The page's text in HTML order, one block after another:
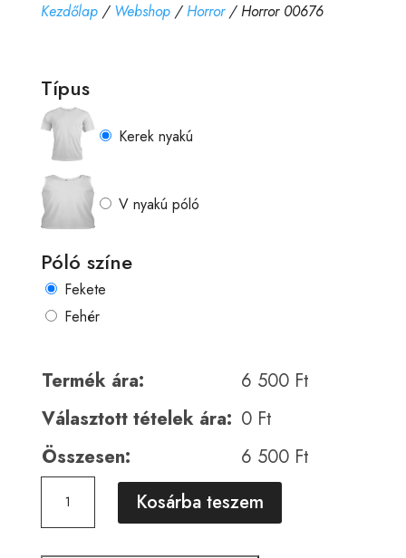
Kezdőlap/ Webshop/ Horror/ Horror 00676
Típus
Kerek nyakú
V nyakú póló
Póló színe
Fekete
Fehér
Termék ára: 6 500 Ft
Választott tételek ára: 0 Ft
Összesen:
6 500 Ft
00676
Kosárba teszem
A